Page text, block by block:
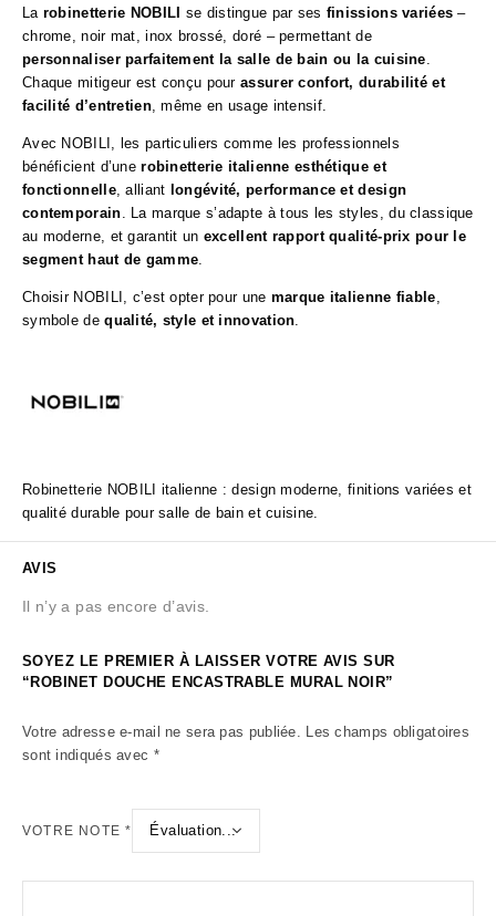
La robinetterie NOBILI se distingue par ses finissions variées –
chrome, noir mat, inox brossé, doré – permettant de
personnaliser parfaitement la salle de bain ou la cuisine.
Chaque mitigeur est conçu pourassurer confort, durabilité et
facilité d’entretien, même en usage intensif.
Avec NOBILI, les particuliers comme les professionnels
bénéficient d’unerobinetterie italienne esthétique et
fonctionnelle, alliant longévité, performance et design
contemporain. La marque s’adapte à tous les styles, du classique
au moderne, et garantit un excellent rapport qualité-prix pour le
segment haut de gamme.
Choisir NOBILI, c’est opter pour une marque italienne fiable,
symbole dequalité, style et innovation.
Robinetterie NOBILI italienne : design moderne, finitions variées et
qualité durable pour salle de bain et cuisine.
AVIS
Il n’y a pas encore d’avis.
SOYEZ LE PREMIER À LAISSER VOTRE AVIS SUR
“ROBINET DOUCHE ENCASTRABLE MURAL NOIR”
Votre adresse e-mail ne sera pas publiée. Les champs obligatoires
sont indiqués avec *
VOTRE NOTE*